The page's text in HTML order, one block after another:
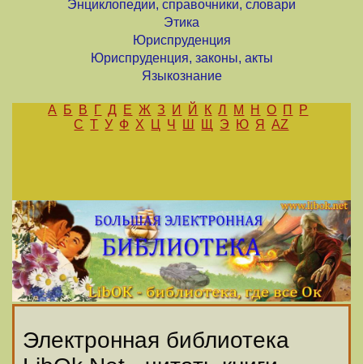
Энциклопедии, справочники, словари
Этика
Юриспруденция
Юриспруденция, законы, акты
Языкознание
А Б В Г Д Е Ж З И Й К Л М Н О П
Р
С Т У Ф Х Ц Ч Ш Щ Э Ю Я AZ
Электронная библиотека